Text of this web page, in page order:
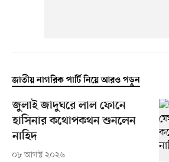
জাতীয় নাগরিক পার্টি নিয়ে আরও পড়ুন
জুলাই জাদুঘরে লাল ফোনে
হাসিনার কথোপকথন শুনলেন
নাহিদ
০৮ আগস্ট ২০২৬